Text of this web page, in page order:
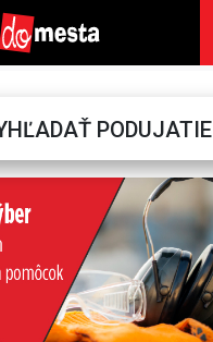
PODUJATIE